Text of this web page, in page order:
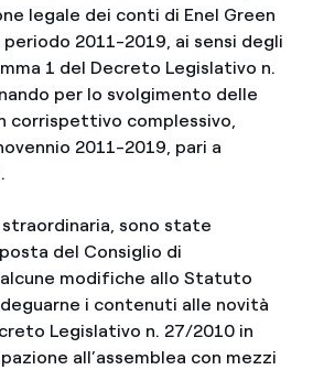
legale dei conti di Enel Green
periodo 2011-2019, ai sensi degli
1 del Decreto Legislativo n.
per lo svolgimento delle
corrispettivo complessivo,
2011-2019, pari a
sono state
del Consiglio di
modifiche allo Statuto
i contenuti alle novità
Legislativo n. 27/2010 in
all’assemblea con mezzi